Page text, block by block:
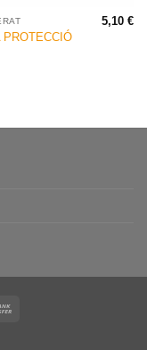
PROTECCIÓ
5,10€